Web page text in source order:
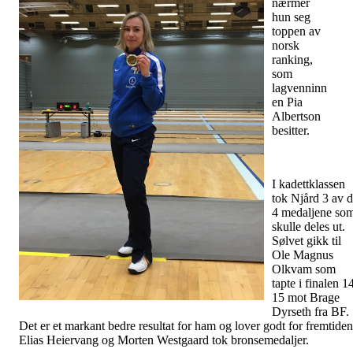
nærmer
hun seg
toppen av
norsk
ranking,
som
lagvenninn
en Pia
Albertson
besitter.
I kadettklassen
tok Njård 3 av
4 medaljene
skulle deles ut.
Sølvet gikk til
Ole Magnus
Olkvam som
tapte i finalen
15 mot Brage
Dyrseth fra BF.
Det er et markant bedre resultat for ham og lover godt for
Elias Heiervang og Morten Westgaard tok bronsemedaljer.